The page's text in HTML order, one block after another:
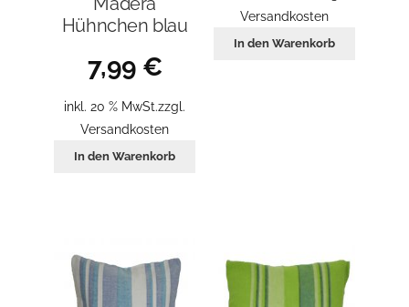
Hühnchen blau
7,99 €
inkl. 20 % MwSt.zzgl.
Versandkosten
In den Warenkorb
Versandkosten
In den Warenkorb